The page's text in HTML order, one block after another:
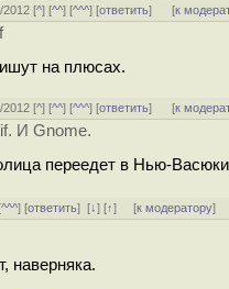
2012 [^] [^^] [^^^] [ответить] [к
на плюсах.
2012 [^] [^^] [^^^] [ответить] [к
И Gnome.
переедет в Нью-
^^^] [ответить][↓] [↑] [к модератору]
наверняка.